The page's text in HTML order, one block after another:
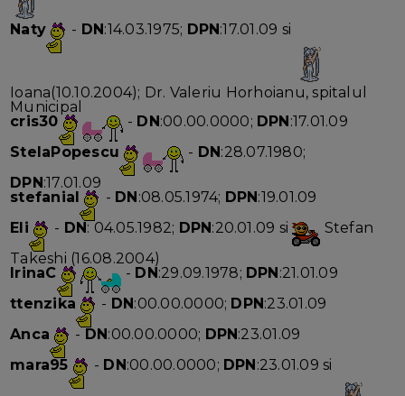
Naty - DN:14.03.1975; DPN:17.01.09 si
Ioana(10.10.2004); Dr. Valeriu Horhoianu, spitalul
Municipal
cris30
- DN:00.00.0000; DPN:17.01.09
StelaPopescu
- DN:28.07.1980;
DPN:17.01.09
stefanial
- DN:08.05.1974; DPN:19.01.09
Eli
- DN: 04.05.1982; DPN:20.01.09 si
Stefan
Takeshi (16.08.2004)
IrinaC
- DN:29.09.1978; DPN:21.01.09
ttenzika
- DN:00.00.0000; DPN:23.01.09
Anca
- DN:00.00.0000; DPN:23.01.09
mara95
- DN:00.00.0000; DPN:23.01.09 si